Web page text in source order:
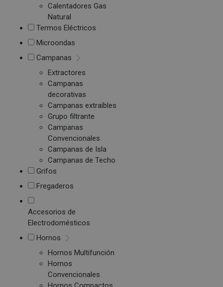
Calentadores Gas
Natural
Termos Eléctricos
Microondas
Campanas
Extractores
Campanas
decorativas
Campanas extraíbles
Grupo filtrante
Campanas
Convencionales
Campanas de Isla
Campanas de Techo
Grifos
Fregaderos
Accesorios de
Electrodomésticos
Hornos
Hornos Multifunción
Hornos
Convencionales